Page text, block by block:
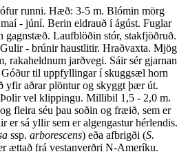
runni. Hæð: 3-5 m. Blómin mörg
- júní. Berin eldrauð í ágúst. Fuglar
Laufblöðin stór, stakfjöðruð.
- brúnir haustlitir. Hraðvaxta. Mjög
rakaheldnum jarðvegi. Sáir sér gjarnan
til uppfyllingar í skuggsæl horn
yfir aðrar plöntur og skyggt þær út.
vel klippingu. Millibil 1,5 - 2,0 m.
fleira séu þau soðin og fræið, sem er
er sá yllir sem er algengastur hérlendis.
ssp. arborescens) eða afbrigði (S.
ættað frá vestanverðri N-Ameríku.